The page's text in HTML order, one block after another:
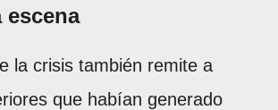
la crisis también remite a
que habían generado